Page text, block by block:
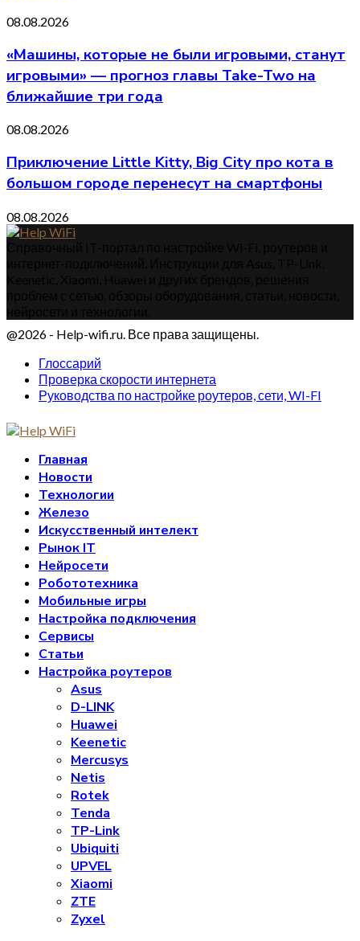
08.08.2026
«Машины, которые не были игровыми, станут
игровыми» — прогноз главы Take-Two на
ближайшие три года
08.08.2026
Приключение Little Kitty, Big City про кота в
большом городе перенесут на смартфоны
08.08.2026
@2026 - Help-wifi.ru. Все права защищены.
Глоссарий
Проверка скорости интернета
Руководства по настройке роутеров, сети, WI-FI
Главная
Новости
Технологии
Железо
Искусственный интелект
Рынок IT
Нейросети
Робототехника
Мобильные игры
Настройка подключения
Сервисы
Статьи
Настройка роутеров
Asus
D-LINK
Huawei
Keenetic
Mercusys
Netis
Rotek
Tenda
TP-Link
Ubiquiti
UPVEL
Xiaomi
ZTE
Zyxel